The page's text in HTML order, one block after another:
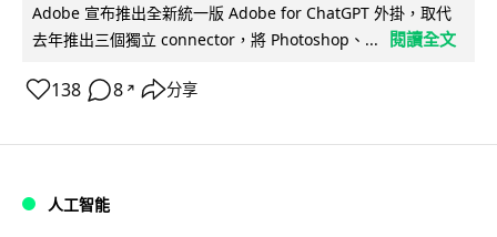
Adobe 宣布推出全新統一版 Adobe for ChatGPT 外掛，取代
去年推出三個獨立 connector，將 Photoshop、...
閱讀全文
138 8 ↗ 分享
人工智能